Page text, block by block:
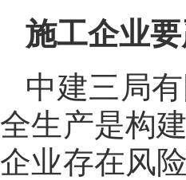
施工企业
中建三局
全生产是构
企业存在风